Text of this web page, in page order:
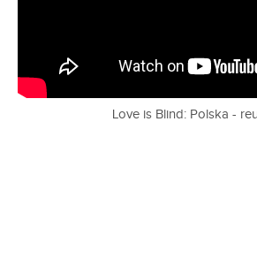
Love is Blind: Polska -